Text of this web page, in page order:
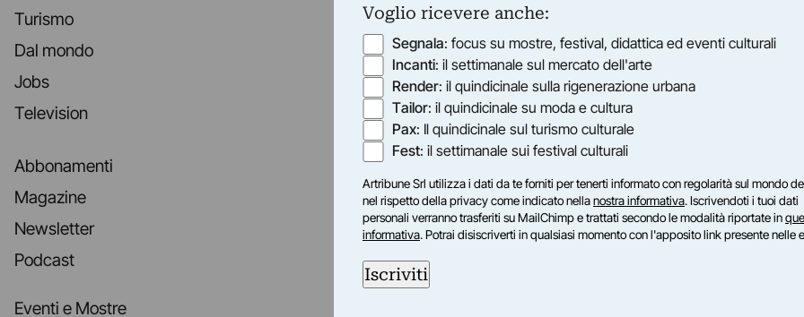
Turismo
Dal mondo
Jobs
Television
Abbonamenti
Magazine
Newsletter
Podcast
Eventi e Mostre
Voglio ricevere anche:
Segnala: focus su mostre, festival, didattica ed eventi culturali
Incanti: il settimanale sul mercato dell'arte
Render: il quindicinale sulla rigenerazione urbana
Tailor: il quindicinale su moda e cultura
Pax: Il quindicinale sul turismo culturale
Fest: il settimanale sui festival culturali
Artribune Srl utilizza i dati da te forniti per tenerti informato con regolarità sul mondo
nel rispetto della privacy come indicato nellanostra informativa. Iscrivendoti i tuoi dati
personali verranno trasferiti su MailChimp e trattati secondo le modalità riportate in
informativa. Potrai disiscriverti in qualsiasi momento con l'apposito link presente nelle
Iscriviti